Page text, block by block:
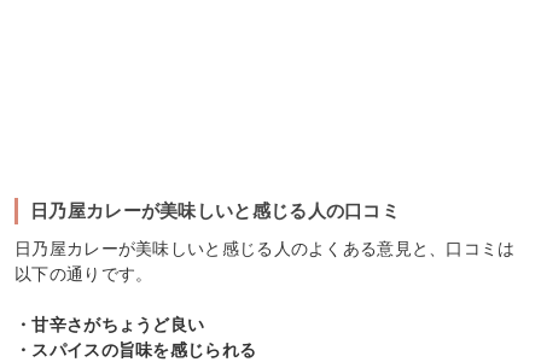
日乃屋カレーが美味しいと感じる人の口コミ
日乃屋カレーが美味しいと感じる人のよくある意見と、口コミは
以下の通りです。
・甘辛さがちょうど良い
・スパイスの旨味を感じられる